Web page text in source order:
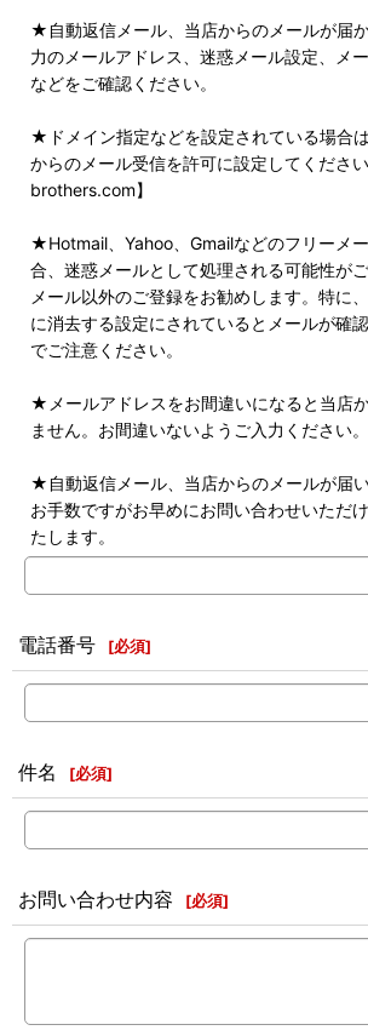
★自動返信メール、当店からのメールが届
力のメールアドレス、迷惑メール設定、メ
などをご確認ください。
★ドメイン指定などを設定されている場合
からのメール受信を許可に設定してくださ
brothers.com】
★Hotmail、Yahoo、Gmailなどのフリーメ
合、迷惑メールとして処理される可能性が
メール以外のご登録をお勧めします。特に
に消去する設定にされているとメールが確
でご注意ください。
★メールアドレスをお間違いになると当店
ません。お間違いないようご入力ください。
★自動返信メール、当店からのメールが届い
お手数ですがお早めにお問い合わせいただ
たします。
電話番号 [必須]
件名 [必須]
お問い合わせ内容 [必須]